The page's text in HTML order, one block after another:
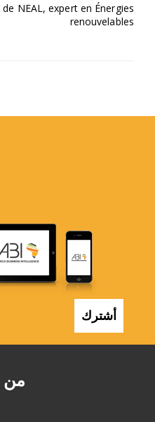
NEAL, expert en Énergies
renouvelables
من
أشترك